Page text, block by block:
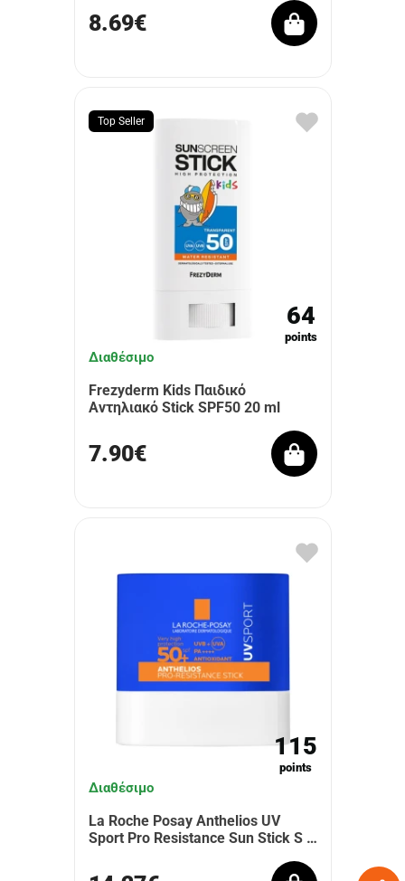
8.69€
Top Seller
64
points
Διαθέσιμο
Frezyderm Kids Παιδικό
Αντηλιακό Stick SPF50 20 ml
7.90€
115
points
Διαθέσιμο
La Roche Posay Anthelios UV
Sport Pro Resistance Sun Stick S …